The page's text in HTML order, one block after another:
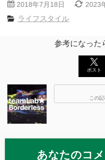
2018年7月18日 2023
ライフスタイル
参考になった
ポスト
この
あなたのコ